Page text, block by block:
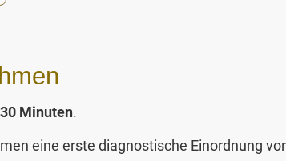
30 Minuten.
eine erste diagnostische Einordnung